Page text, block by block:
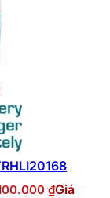
₫Giá